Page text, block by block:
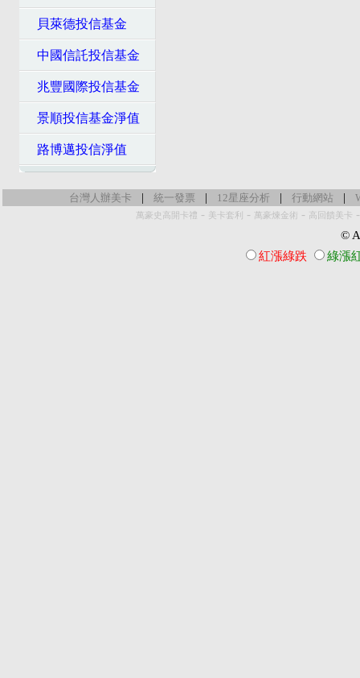
貝萊德投信基金
中國信託投信基金
兆豐國際投信基金
景順投信基金淨值
路博邁投信淨值
台灣人辦美卡 | 統一發票 | 12星座分析 | 行動網站 |
萬豪史高開卡禮 - 美卡套利 - 萬豪煉金術 - 高回饋美卡
©
紅漲綠跌
綠漲